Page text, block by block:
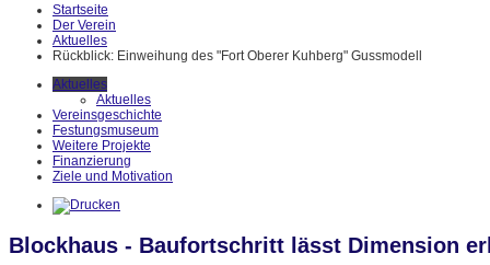
Startseite
Der Verein
Aktuelles
Rückblick: Einweihung des "Fort Oberer Kuhberg" Gussmodell
Aktuelles
Aktuelles
Vereinsgeschichte
Festungsmuseum
Weitere Projekte
Finanzierung
Ziele und Motivation
Blockhaus - Baufortschritt lässt Dimension